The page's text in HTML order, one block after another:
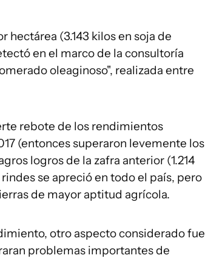
(3.143 kilos en soja de
en el marco de la consultoría
oleaginoso", realizada entre
rebote de los rendimientos
(entonces superaron levemente los
logros de la zafra anterior (1.214
se apreció en todo el país, pero
de mayor aptitud agrícola.
otro aspecto considerado fue
problemas importantes de